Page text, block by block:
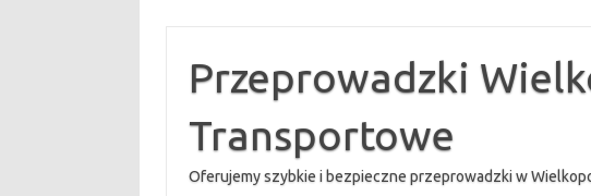
treściPrzeprowadzki
Transportowe
Oferujemy szybkie i bezpieczne przeprowadzki w